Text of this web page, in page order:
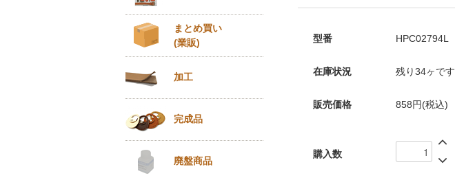
型番 HPC02794L
在庫状況 残り34ヶです
販売価格 858円(税込)
購入数
まとめ買い
(業販)
加工
完成品
廃盤商品